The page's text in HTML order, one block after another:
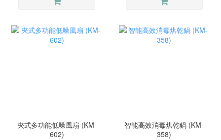
夾式多功能低噪風扇 (KM-
602)
智能高效消毒烘乾鍋 (KM-
358)